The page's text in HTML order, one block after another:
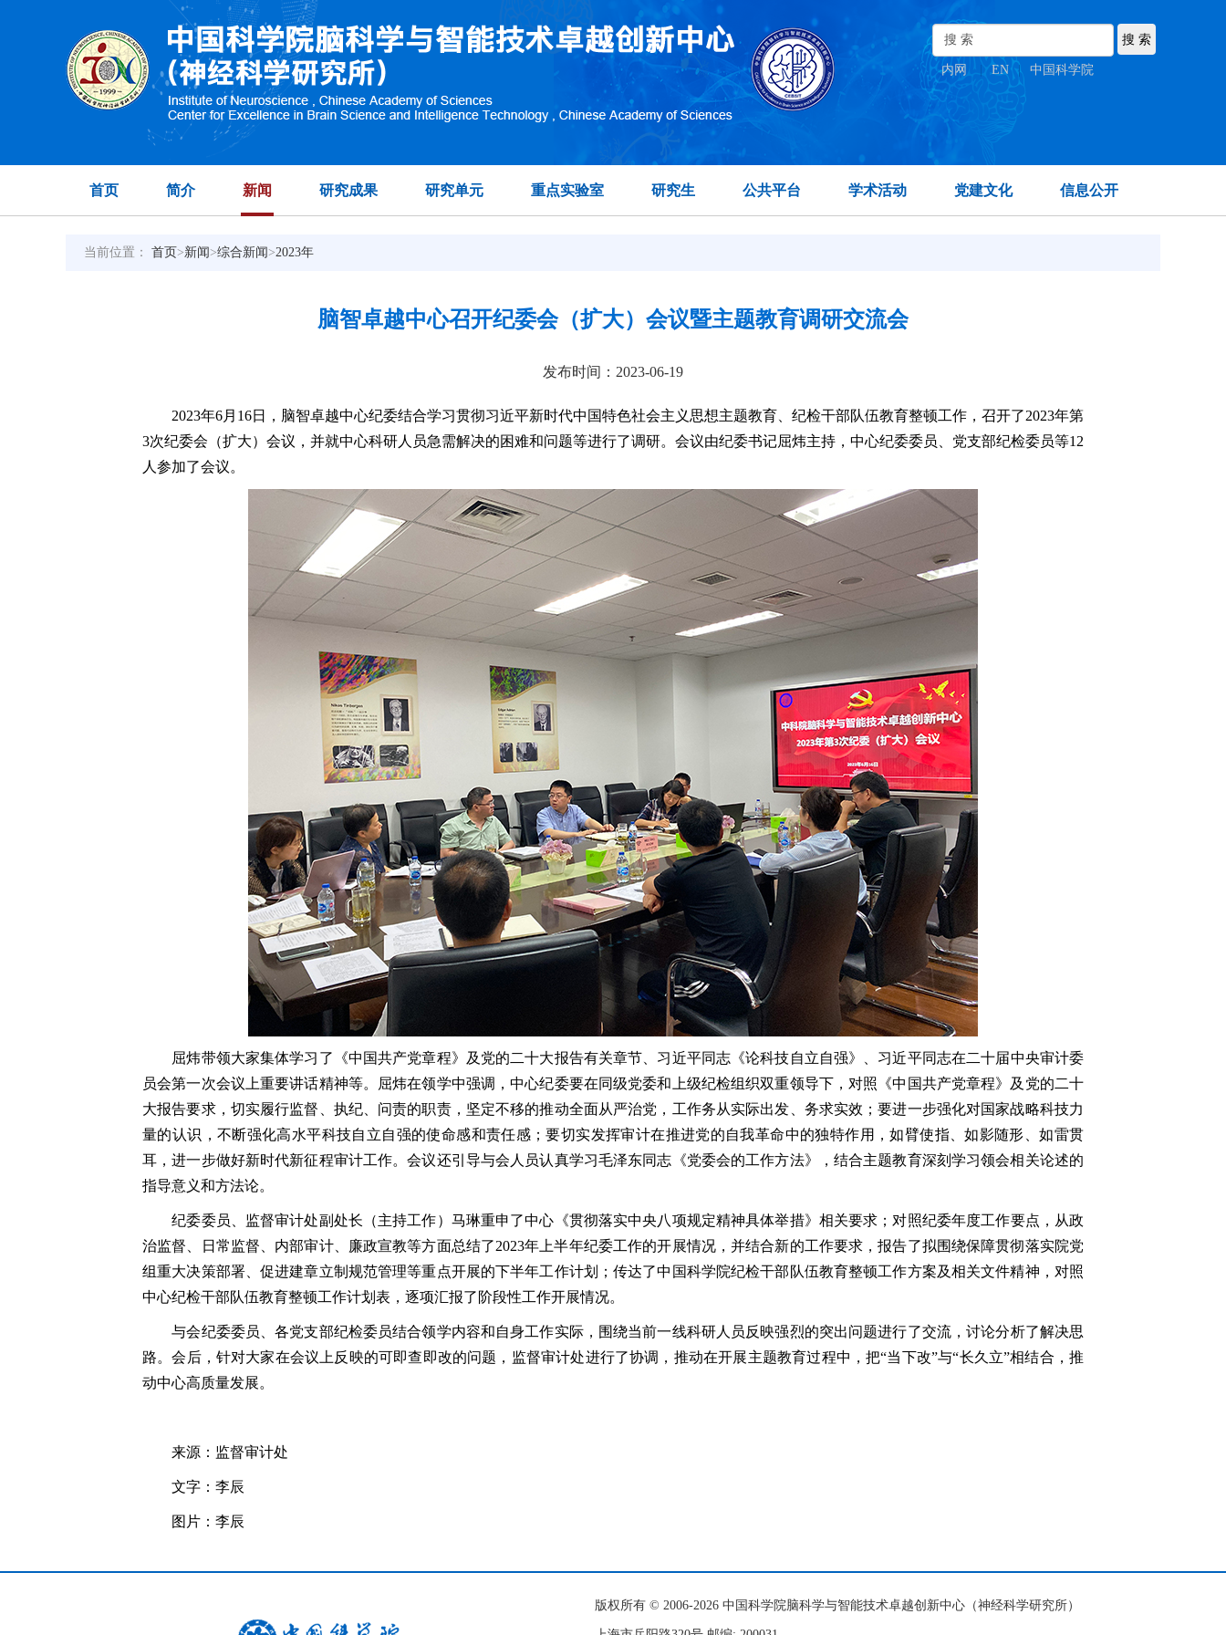
内网 EN | 中国科学院
首页 简介 新闻 研究成果 研究单元 重点实验室 研究生 公共平台 学术活动 党建文化 信息公开
当前位置： 首页>新闻>综合新闻>2023年
脑智卓越中心召开纪委会（扩大）会议暨主题教育调研交流会
发布时间：2023-06-19
2023年6月 16日，脑智卓越中心纪委结合学习贯彻习近平新时代中国特色社会主义思想主题教育、纪检干部队伍教育整顿工作，召开了2023年第
3次纪委会（扩大）会议，并就中心科研人员急需解决的困难和问题等进行了调研。会议由纪委书记屈炜主持，中心纪委委员、党支部纪检委员等12
人参加了会议。
屈炜带领大家集体学习了《中国共产党章程》及党的二十大报告有关章节、习近平同志《论科技自立自强》、习近平同志在二十届中央审计委
员会第一次会议上重要讲话精神等。屈炜在领学中强调，中心纪委要在同级党委和上级纪检组织双重领导下，对照《中国共产党章程》及党的二十
大报告要求，切实履行监督、执纪、问责的职责，坚定不移的推动全面从严治党，工作务从实际出发、务求实效；要进一步强化对国家战略科技力
量的认识，不断强化高水平科技自立自强的使命感和责任感；要切实发挥审计在推进党的自我革命中的独特作用，如臂使指、如影随形、如雷贯
耳，进一步做好新时代新征程审计工作。会议还引导与会人员认真学习毛泽东同志《党委会的工作方法》，结合主题教育深刻学习领会相关论述的
指导意义和方法论。
纪委委员、监督审计处副处长（主持工作）马琳重申了中心《贯彻落实中央八项规定精神具体举措》相关要求；对照纪委年度工作要点，从政
治监督、日常监督、内部审计、廉政宣教等方面总结了2023年上半年纪委工作的开展情况，并结合新的工作要求，报告了拟围绕保障贯彻落实院党
组重大决策部署、促进建章立制规范管理等重点开展的下半年工作计划；传达了中国科学院纪检干部队伍教育整顿工作方案及相关文件精神，对照
中心纪检干部队伍教育整顿工作计划表，逐项汇报了阶段性工作开展情况。
与会纪委委员、各党支部纪检委员结合领学内容和自身工作实际，围绕当前一线科研人员反映强烈的突出问题进行了交流，讨论分析了解决思
路。会后，针对大家在会议上反映的可即查即改的问题，监督审计处进行了协调， 推动在开展主题教育过程中，把“当下改”与“长久立”相结合，推
动中心高质量发展。
来源：监督审计处
文字：李辰
图片：李辰
版权所有 © 2006-2026 中国科学院脑科学与智能技术卓越创新中心（神经科学研究所）